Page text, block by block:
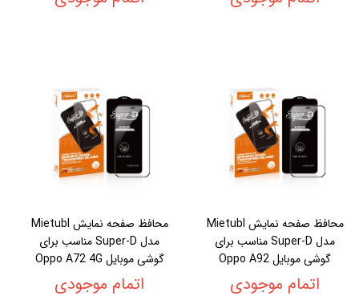
محافظ صفحه نمایش Mietubl
مدل Super-D مناسب برای
گوشی موبایل Oppo A92
اتمام موجودی
محافظ صفحه نمایش Mietubl
مدل Super-D مناسب برای
گوشی موبایل Oppo A72 4G
اتمام موجودی